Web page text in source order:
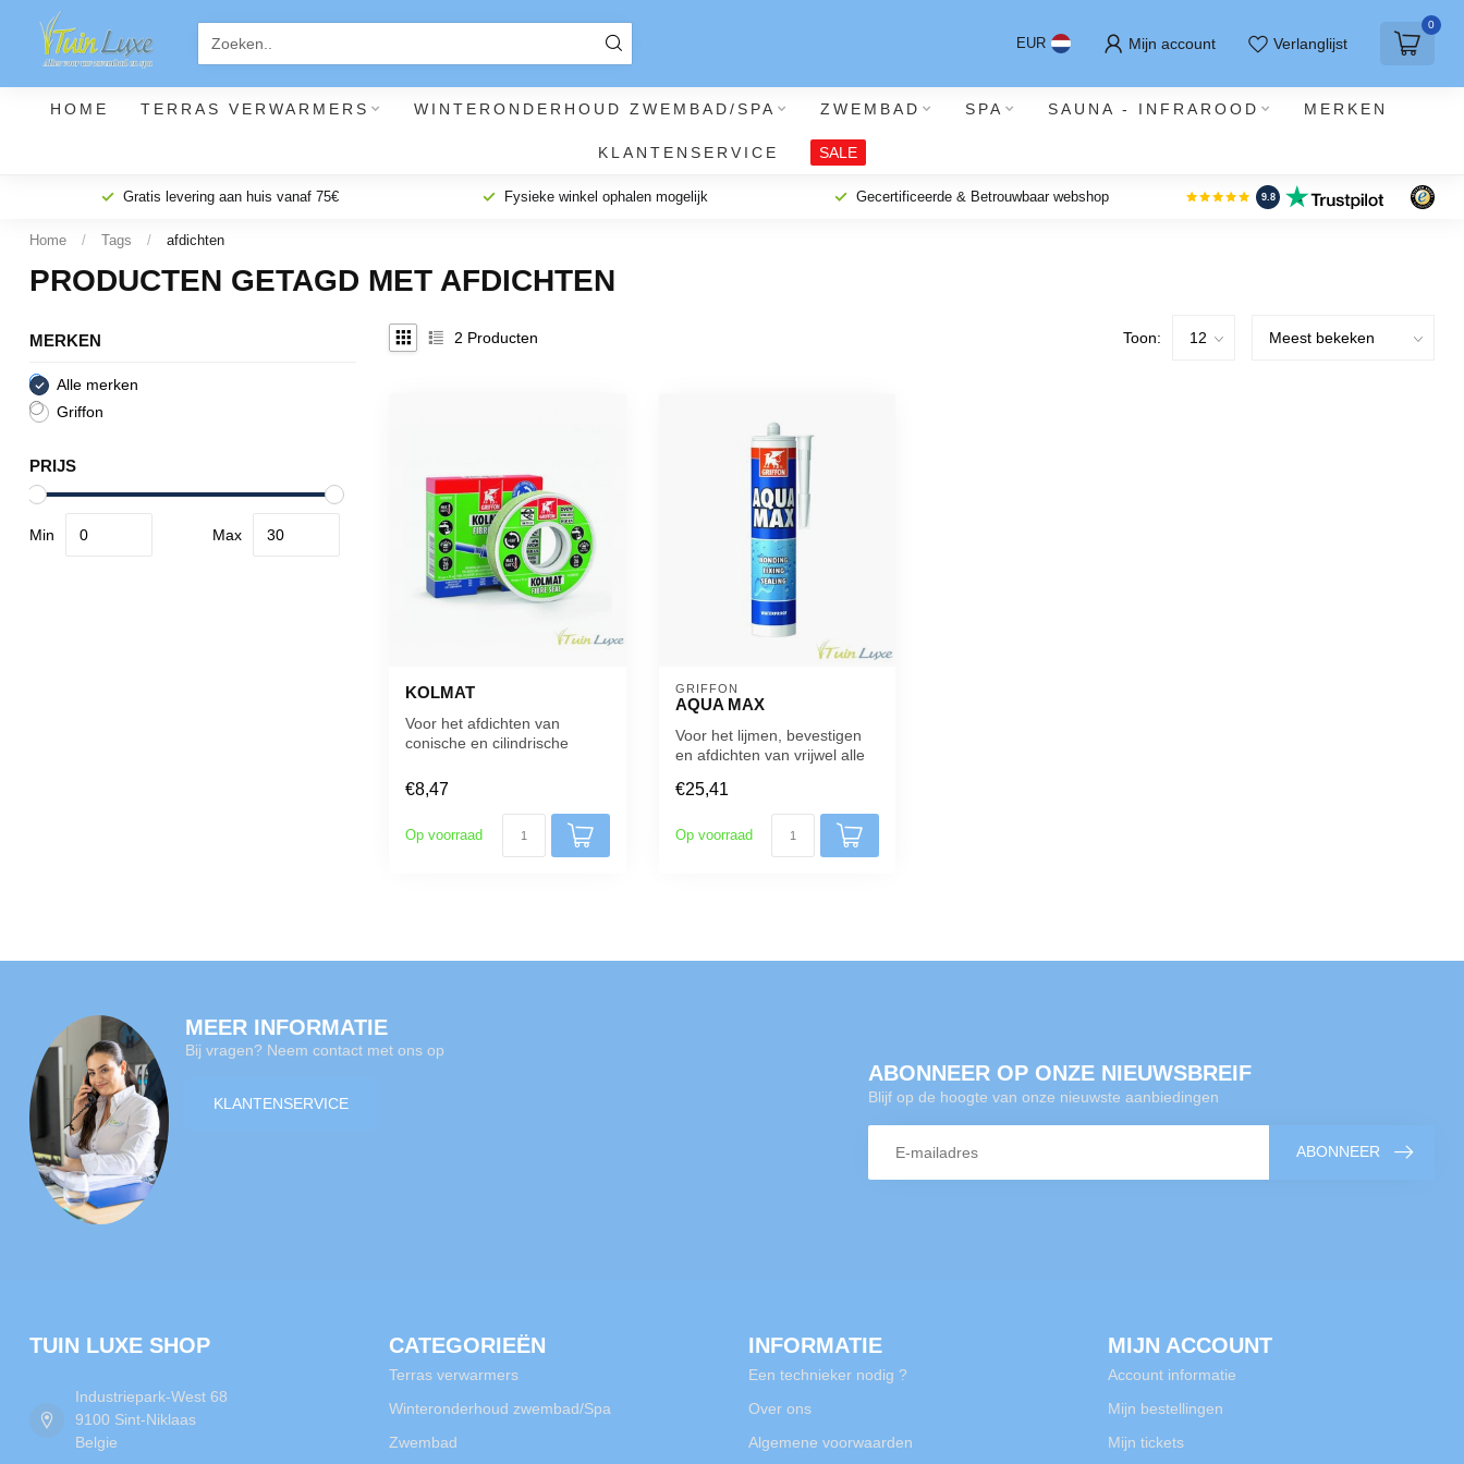
EUR Mijn account Verlanglijst
0
HOME TERRAS VERWARMERS WINTERONDERHOUD ZWEMBAD/SPA ZWEMBAD SPA SAUNA - INFRAROOD MERKEN
KLANTENSERVICE SALE
Gratis levering aan huis vanaf 75€ Fysieke winkel ophalen mogelijk Gecertificeerde & Betrouwbaar webshop 9.8
Home / Tags / afdichten
PRODUCTEN GETAGD MET AFDICHTEN
MERKEN
Alle merken
Griffon
PRIJS
Min Max
2 Producten Toon:
KOLMAT
Voor het afdichten van
conische en cilindrische
schroefdraa...
€8,47
Op voorraad
GRIFFON
AQUA MAX
Voor het lijmen, bevestigen
en afdichten van vrijwel alle
€25,41
Op voorraad
MEER INFORMATIE
Bij vragen? Neem contact met ons op
KLANTENSERVICE
ABONNEER OP ONZE NIEUWSBREIF
Blijf op de hoogte van onze nieuwste aanbiedingen
ABONNEER
TUIN LUXE SHOP
Industriepark-West 68
9100 Sint-Niklaas
Belgie
CATEGORIEËN
Terras verwarmers
Winteronderhoud zwembad/Spa
Zwembad
INFORMATIE
Een technieker nodig ?
Over ons
Algemene voorwaarden
MIJN ACCOUNT
Account informatie
Mijn bestellingen
Mijn tickets